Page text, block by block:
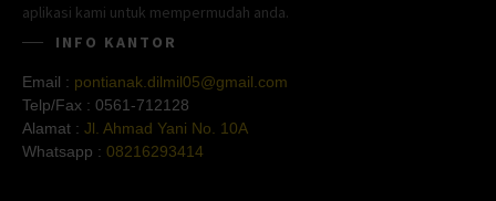
aplikasi kami untuk mempermudah anda.
INFO KANTOR
Email : pontianak.dilmil05@gmail.com
Telp/Fax : 0561-712128
Alamat : Jl. Ahmad Yani No. 10A
Whatsapp : 08216293414